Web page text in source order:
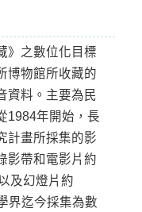
》之數位化目標
博物館所收藏的
資料。主要為民
1984年開始，長
計畫所採集的影
影帶和電影片約
及幻燈片約
界迄今採集為數